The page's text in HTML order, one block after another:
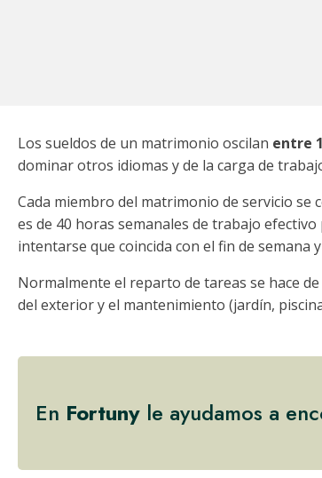
Los sueldos de un matrimonio oscilan entre
dominar otros idiomas y de la carga de
Cada miembro del matrimonio de servicio
es de 40 horas semanales de trabajo
intentarse que coincida con el fin de semana
Normalmente el reparto de tareas se hace
del exterior y el mantenimiento (jardín,
En Fortuny le ayudamos a